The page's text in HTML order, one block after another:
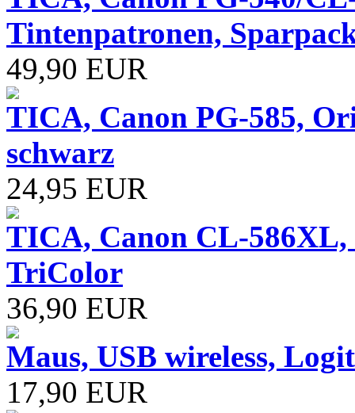
Tintenpatronen,
49,90 EUR
TICA, Canon PG-585,
schwarz
24,95 EUR
TICA, Canon CL-
TriColor
36,90 EUR
Maus, USB wireless,
17,90 EUR